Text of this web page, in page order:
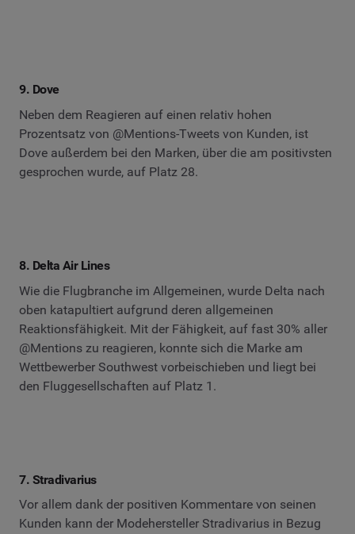
9. Dove
Neben dem Reagieren auf einen relativ hohen
Prozentsatz von @Mentions-Tweets von Kunden, ist
Dove außerdem bei den Marken, über die am positivsten
gesprochen wurde, auf Platz 28.
8. Delta Air Lines
Wie die Flugbranche im Allgemeinen, wurde Delta nach
oben katapultiert aufgrund deren allgemeinen
Reaktionsfähigkeit. Mit der Fähigkeit, auf fast 30% aller
@Mentions zu reagieren, konnte sich die Marke am
Wettbewerber Southwest vorbeischieben und liegt bei
den Fluggesellschaften auf Platz 1.
7. Stradivarius
Vor allem dank der positiven Kommentare von seinen
Kunden kann der Modehersteller Stradivarius in Bezug